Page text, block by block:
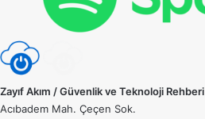
Zayıf Akım / Güvenlik ve Teknoloji Rehberi
Acıbadem Mah. Çeçen Sok.